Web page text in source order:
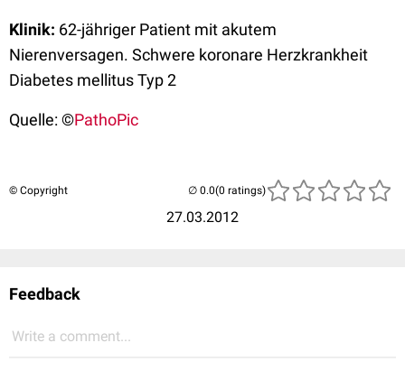
Klinik: 62-jähriger Patient mit akutem
Nierenversagen. Schwere koronare Herzkrankheit
Diabetes mellitus Typ 2
Quelle: ©PathoPic
© Copyright
27.03.2012
(0 ratings)
Feedback
Write a comment...